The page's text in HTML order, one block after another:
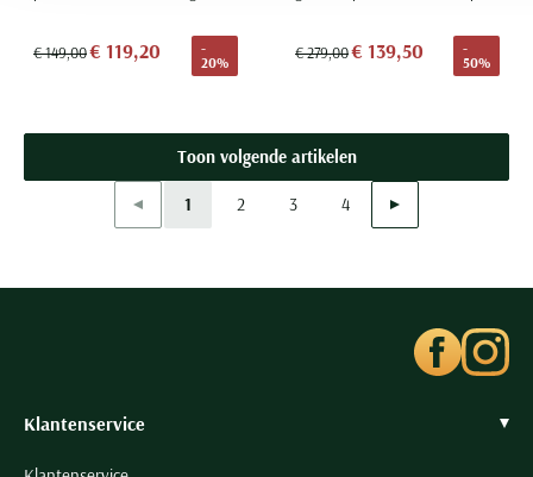
€ 149,00€ 119,20
-
20%
€ 279,00€ 139,50
-
50%
Toon volgende artikelen
Vorige
1 2 3
Page
4 Volgende
Klantenservice